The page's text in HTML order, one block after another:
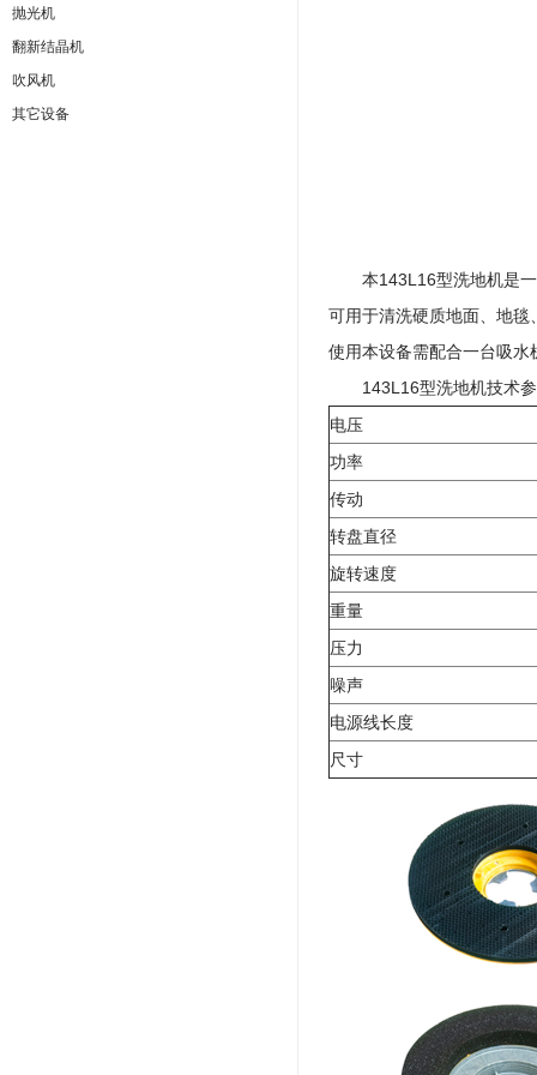
抛光机
翻新结晶机
吹风机
其它设备
本143L16型洗地机是一
可用于清洗硬质地面、地
使用本设备需配合一台吸水
143L16型洗地机技术参
电压
功率
传动
转盘直径
旋转速度
重量
压力
噪声
电源线长度
尺寸